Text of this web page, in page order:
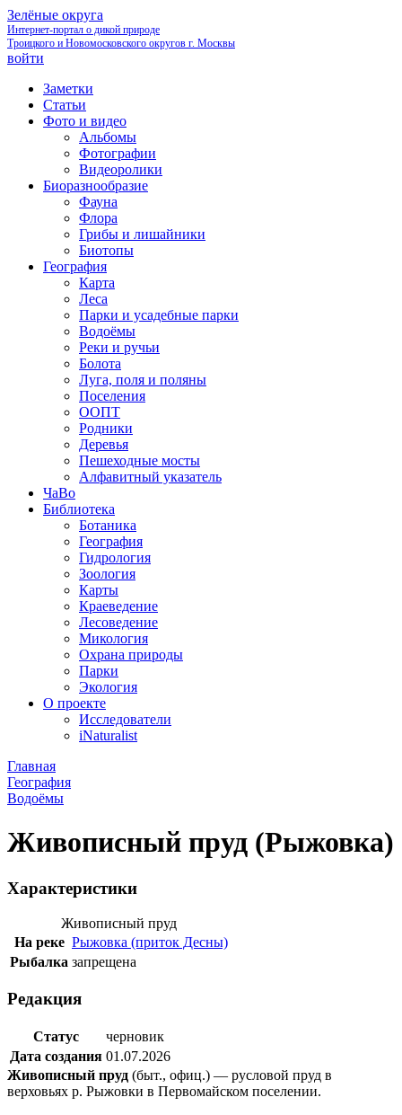
Зелёные округа
Интернет-портал о дикой природе
Троицкого и Новомосковского округов г. Москвы
войти
Заметки
Статьи
Фото и видео
Альбомы
Фотографии
Видеоролики
Биоразнообразие
Фауна
Флора
Грибы и лишайники
Биотопы
География
Карта
Леса
Парки и усадебные парки
Водоёмы
Реки и ручьи
Болота
Луга, поля и поляны
Поселения
ООПТ
Родники
Деревья
Пешеходные мосты
Алфавитный указатель
ЧаВо
Библиотека
Ботаника
География
Гидрология
Зоология
Карты
Краеведение
Лесоведение
Микология
Охрана природы
Парки
Экология
О проекте
Исследователи
iNaturalist
Главная
География
Водоёмы
Живописный пруд (Рыжовка)
Характеристики
Живописный пруд
На реке Рыжовка (приток Десны)
Рыбалка запрещена
Редакция
Статус
черновик
Дата создания 01.07.2026
Живописный пруд (быт., офиц.) — русловой пруд в
верховьях р. Рыжовки в Первомайском поселении.